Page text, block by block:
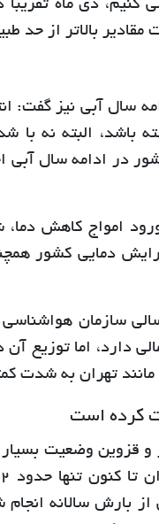
دی ماه تقریباً
بالاتر از حد
سال آبی نیز گفت:
باشد، البته نه
امواج کاهش
دمایی کشور
سازمان هواشناسی
دارد، اما توزیع
تهران به شدت
و قزوین وضعیت